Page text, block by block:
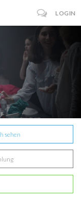
LOGIN
sehen